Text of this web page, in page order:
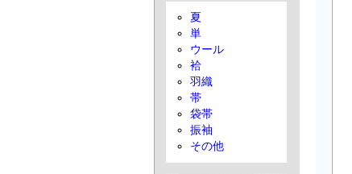
夏
単
ウール
袷
羽織
帯
袋帯
振袖
その他